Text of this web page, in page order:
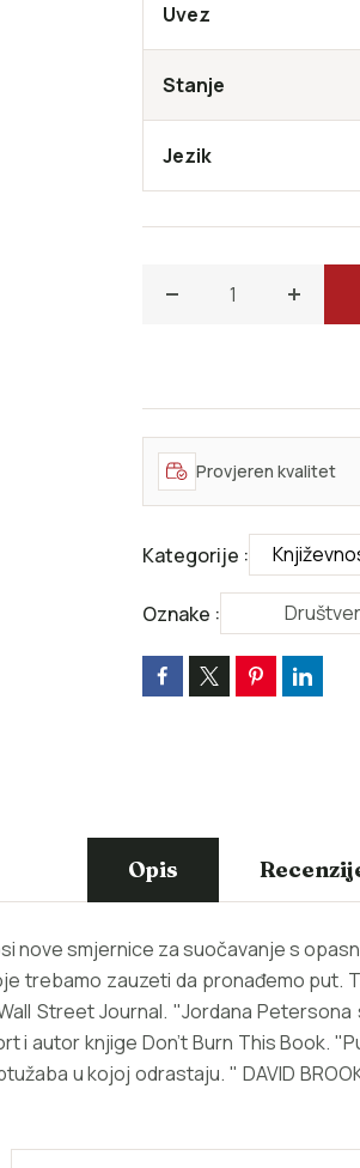
Uvez
Stanje
Jezik
Smanji količinu za
Provjeren kvalitet
Kategorije :
Oznake :
Opis
nove smjernice za suočavanje s
trebamo zauzeti da pronađemo
Wall Street Journal. "Jordana
i autor knjige Don’t Burn This
u kojoj odrastaju. " DAVID